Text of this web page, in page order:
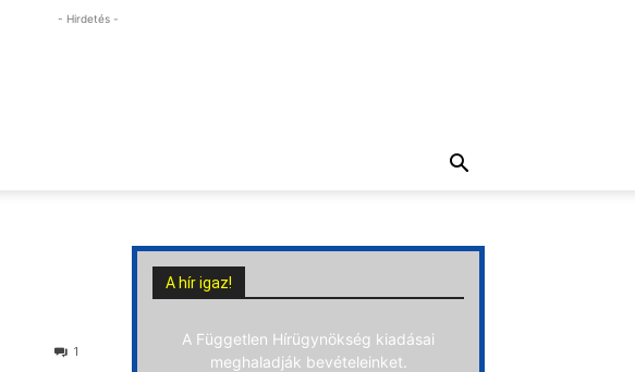
- Hirdetés -
1
A hír igaz!
A Független Hírügynökség kiadásai
meghaladják bevételeinket.